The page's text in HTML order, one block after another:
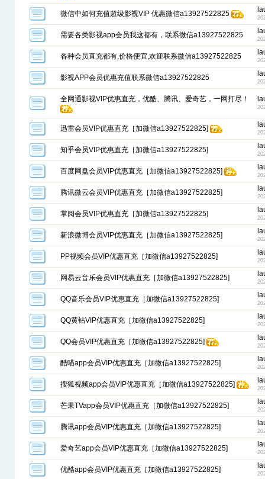
微信中如何充值超级影视VIP 优惠微信a13927522825
需要各类影视app会员我这都有，联系微信a13927522825
各种会员直充都有,价格便宜,欢迎联系微信a13927522825
影视APP会员优惠充值联系微信a13927522825
全网通影视VIP优惠直充，优酷、腾讯、爱奇艺，一网打尽！
迅雷会员VIP优惠直充［加微信a13927522825]
知乎会员VIP优惠直充［加微信a13927522825]
百度网盘会员VIP优惠直充［加微信a13927522825]
腾讯微云会员VIP优惠直充［加微信a13927522825]
掌阅会员VIP优惠直充［加微信a13927522825]
新浪微博会员VIP优惠直充［加微信a13927522825]
PP视频会员VIP优惠直充［加微信a13927522825]
网易云音乐会员VIP优惠直充［加微信a13927522825]
QQ音乐会员VIP优惠直充［加微信a13927522825]
QQ黄钻VIP优惠直充［加微信a13927522825]
QQ会员VIP优惠直充［加微信a13927522825]
酷喵app会员VIP优惠直充［加微信a13927522825]
搜狐视频app会员VIP优惠直充［加微信a13927522825]
芒果TVapp会员VIP优惠直充［加微信a13927522825]
腾讯app会员VIP优惠直充［加微信a13927522825]
爱奇艺app会员VIP优惠直充［加微信a13927522825]
优酷app会员VIP优惠直充［加微信a13927522825]